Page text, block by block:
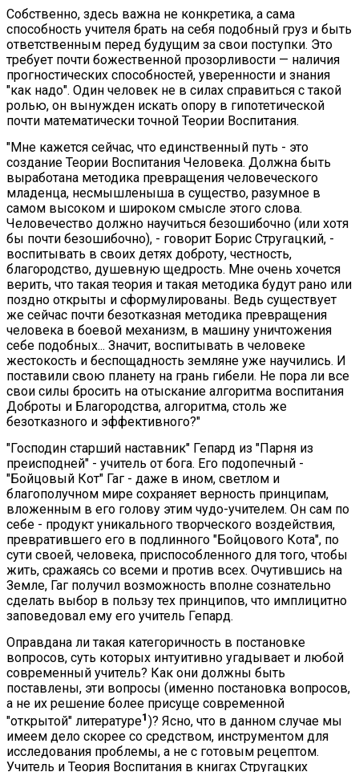
Собственно, здесь важна не конкретика, а сама
способность учителя брать на себя подобный груз и быть
ответственным перед будущим за свои поступки. Это
требует почти божественной прозорливости — наличия
прогностических способностей, уверенности и знания
"как надо". Один человек не в силах справиться с такой
ролью, он вынужден искать опору в гипотетической
почти математически точной Теории Воспитания.
"Мне кажется сейчас, что единственный путь - это
создание Теории Воспитания Человека. Должна быть
выработана методика превращения человеческого
младенца, несмышленыша в существо, разумное в
самом высоком и широком смысле этого слова.
Человечество должно научиться безошибочно (или хотя
бы почти безошибочно), - говорит Борис Стругацкий, -
воспитывать в своих детях доброту, честность,
благородство, душевную щедрость. Мне очень хочется
верить, что такая теория и такая методика будут рано или
поздно открыты и сформулированы. Ведь существует
же сейчас почти безотказная методика превращения
человека в боевой механизм, в машину уничтожения
себе подобных... Значит, воспитывать в человеке
жестокость и беспощадность земляне уже научились. И
поставили свою планету на грань гибели. Не пора ли все
свои силы бросить на отыскание алгоритма воспитания
Доброты и Благородства, алгоритма, столь же
безотказного и эффективного?"
"Господин старший наставник" Гепард из "Парня из
преисподней" - учитель от бога. Его подопечный -
"Бойцовый Кот" Гаг - даже в ином, светлом и
благополучном мире сохраняет верность принципам,
вложенным в его голову этим чудо-учителем. Он сам по
себе - продукт уникального творческого воздействия,
превратившего его в подлинного "Бойцового Кота", по
сути своей, человека, приспособленного для того, чтобы
жить, сражаясь со всеми и против всех. Очутившись на
Земле, Гаг получил возможность вполне сознательно
сделать выбор в пользу тех принципов, что имплицитно
заповедовал ему его учитель Гепард.
Оправдана ли такая категоричность в постановке
вопросов, суть которых интуитивно угадывает и любой
современный учитель? Как они должны быть
поставлены, эти вопросы (именно постановка вопросов,
а не их решение более присуще современной
"открытой" литературе1 )? Ясно, что в данном случае мы
имеем дело скорее со средством, инструментом для
исследования проблемы, а не с готовым рецептом.
Учитель и Теория Воспитания в книгах Стругацких